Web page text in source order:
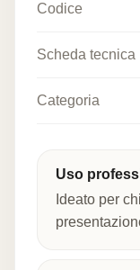
Codice
Scheda tecnica
Categoria
Uso
Ideato per